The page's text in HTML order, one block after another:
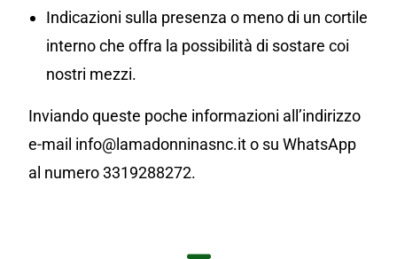
Indicazioni sulla presenza o meno di un cortile
interno che offra la possibilità di sostare coi
nostri mezzi.
Inviando queste poche informazioni all’indirizzo
e-mail info@lamadonninasnc.it o su WhatsApp
al numero 3319288272.